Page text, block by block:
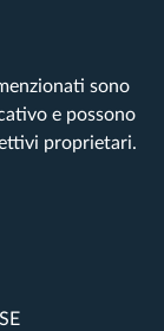
sono
e possono
proprietari.